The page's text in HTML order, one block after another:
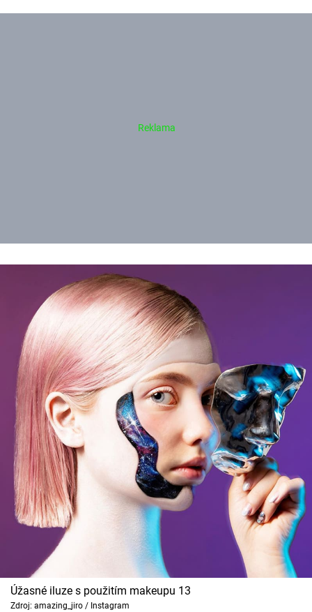
Úžasné iluze s použitím makeupu 13
Zdroj: amazing_jiro / Instagram